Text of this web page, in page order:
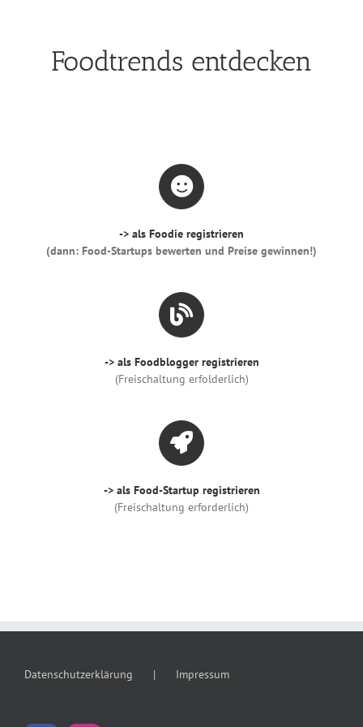
Foodtrends entdecken
-> als Foodie registrieren
(dann: Food-Startups bewerten und Preise gewinnen!)
-> als Foodblogger registrieren
(Freischaltung erfolderlich)
-> als Food-Startup registrieren
(Freischaltung erforderlich)
Datenschutzerklärung Impressum